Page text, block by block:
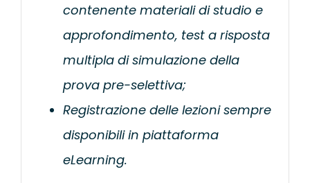
contenente materiali di studio e
approfondimento, test a risposta
multipla di simulazione della
prova pre-selettiva;
Registrazione delle lezioni sempre
disponibili in piattaforma
eLearning.